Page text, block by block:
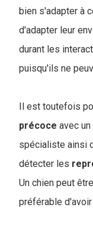
bien s'adapter à
d'adapter leur
durant les
puisqu'ils ne
Il est toutefois
précoce avec
spécialiste ainsi
détecter les
Un chien peut
préférable